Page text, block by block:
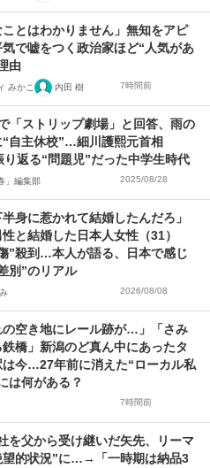
ことはわかりません」無知をアピ
で嘘をつく政治家ほど“人気があ
由
みかこ 内田 樹 7時間前
「ストリップ劇場」と回答、雨の
“自主休校”…細川護熙元首相
り返る“問題児”だった中学生時代
」編集部 2025/08/28
半身に惹かれて結婚したんだろ」
と結婚した日本人女性（31）
”殺到…本人が語る、日本で感じ
別”のリアル
2026/08/08
の空き地にレール跡が…」「さみ
鉄橋」新潟のど真ん中にあったタ
は今…27年前に消えた“ローカル私
は何がある？
7時間前
を父から受け継いだ矢先、リーマ
望的状況”に…→「一時期は納品3